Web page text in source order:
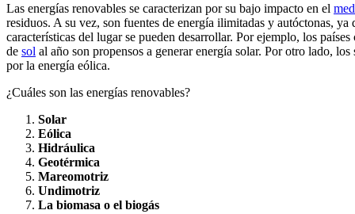
Las energías renovables se caracterizan por su bajo impacto en el
residuos. A su vez, son fuentes de energía ilimitadas y autóctonas, ya
características del lugar se pueden desarrollar. Por ejemplo, los
de sol al año son propensos a generar energía solar. Por otro lado, los
por la energía eólica.
¿Cuáles son las energías renovables?
Solar
Eólica
Hidráulica
Geotérmica
Mareomotriz
Undimotriz
La biomasa o el biogás